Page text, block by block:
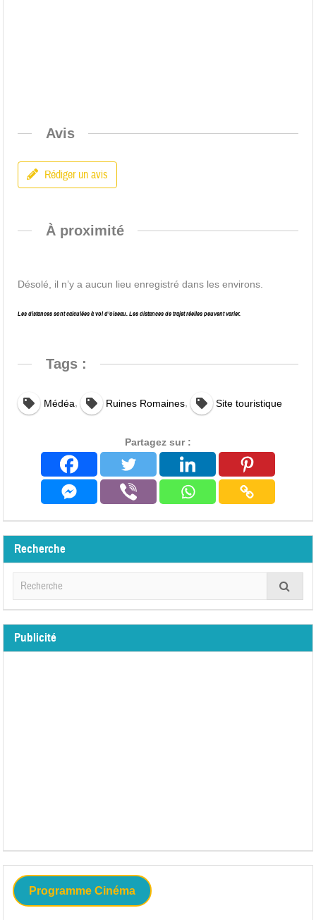
Avis
Rédiger un avis
À proximité
Désolé, il n’y a aucun lieu enregistré dans les environs.
Les distances sont calculées à vol d’oiseau. Les distances de trajet réelles peuvent varier.
Tags :
Médéa Ruines Romaines, Site touristique
Partagez sur :
Recherche
Publicité
Programme Cinéma